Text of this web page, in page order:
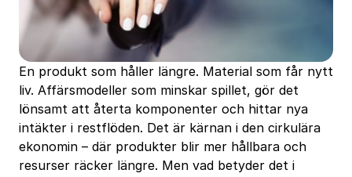
En produkt som håller längre. Material som får nytt
liv. Affärsmodeller som minskar spillet, gör det
lönsamt att återta komponenter och hittar nya
intäkter i restflöden. Det är kärnan i den cirkulära
ekonomin – där produkter blir mer hållbara och
resurser räcker längre. Men vad betyder det i